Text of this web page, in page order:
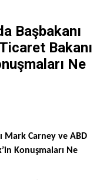
Başbakanı
Bakanı
Ne
Mark Carney ve ABD
Konuşmaları Ne